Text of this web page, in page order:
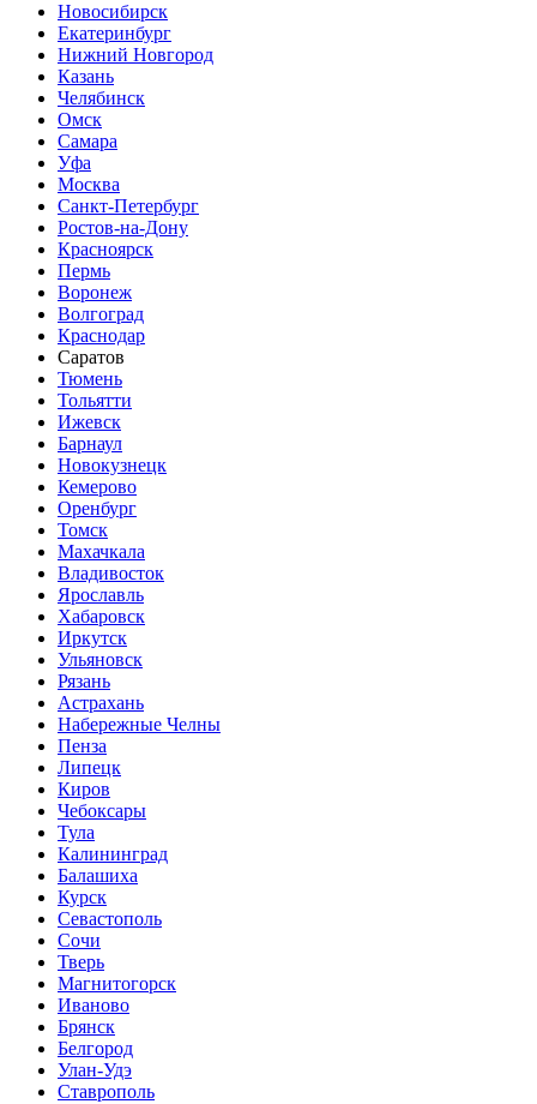
Новосибирск
Екатеринбург
Нижний Новгород
Казань
Челябинск
Омск
Самара
Уфа
Москва
Санкт-Петербург
Ростов-на-Дону
Красноярск
Пермь
Воронеж
Волгоград
Краснодар
Саратов
Тюмень
Тольятти
Ижевск
Барнаул
Новокузнецк
Кемерово
Оренбург
Томск
Махачкала
Владивосток
Ярославль
Хабаровск
Иркутск
Ульяновск
Рязань
Астрахань
Набережные Челны
Пенза
Липецк
Киров
Чебоксары
Тула
Калининград
Балашиха
Курск
Севастополь
Сочи
Тверь
Магнитогорск
Иваново
Брянск
Белгород
Улан-Удэ
Ставрополь